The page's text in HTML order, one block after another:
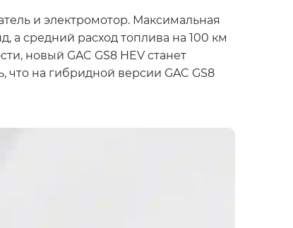
и электромотор. Максимальная
а средний расход топлива на 100 км
новый GAC GS8 HEV станет
что на гибридной версии GAC GS8